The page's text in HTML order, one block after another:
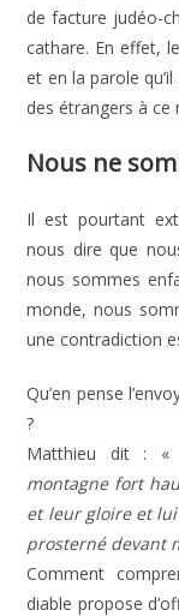
de facture judéo-
cathare. En effet,
et en la parole
des étrangers à ce
Nous ne
Il est pourtant
nous dire que
nous sommes
monde, nous
une contradiction
Qu’en pense
?
Matthieu dit : «
montagne fort
et leur gloire et
prosterné devant
Comment
diable propose